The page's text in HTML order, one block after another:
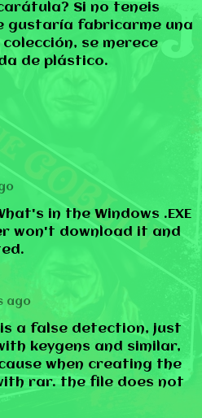
Si no teneis
gustaría fabricarme una
se merece
de plástico.
in the Windows .EXE
won't download it and
ago
a false detection, just
keygens and similar,
when creating the
rar. the file does not